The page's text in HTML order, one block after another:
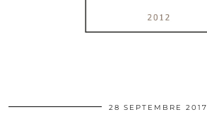
28 SEPTEMBRE 2017